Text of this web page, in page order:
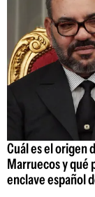
Cuál es el origen
Marruecos y qué
enclave español